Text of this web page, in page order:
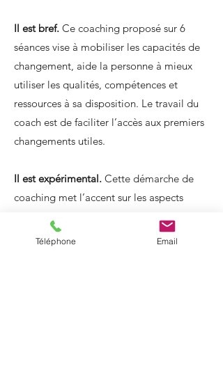
Il est bref. Ce coaching proposé sur 6
séances vise à mobiliser les capacités de
changement, aide la personne à mieux
utiliser les qualités, compétences et
ressources à sa disposition. Le travail du
coach est de faciliter l’accès aux premiers
changements utiles.
Il est expérimental. Cette démarche de
coaching met l’accent sur les aspects
capacités exprimées ou pouvant l’être.
Téléphone Email